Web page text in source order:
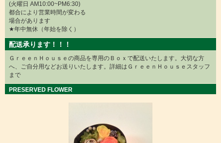
(火曜日 AM10:00~PM6:30)
都合により営業時間が変わる
場合があります
★年中無休（年始を除く）
配送承ります！！！
ＧｒｅｅｎＨｏｕｓｅの商品を専用のＢｏｘで配送いたします。大切な方
へ、ご自分用などお送りいたします。詳細はＧｒｅｅｎＨｏｕｓｅスタッフ
まで
PRESERVED FLOWER